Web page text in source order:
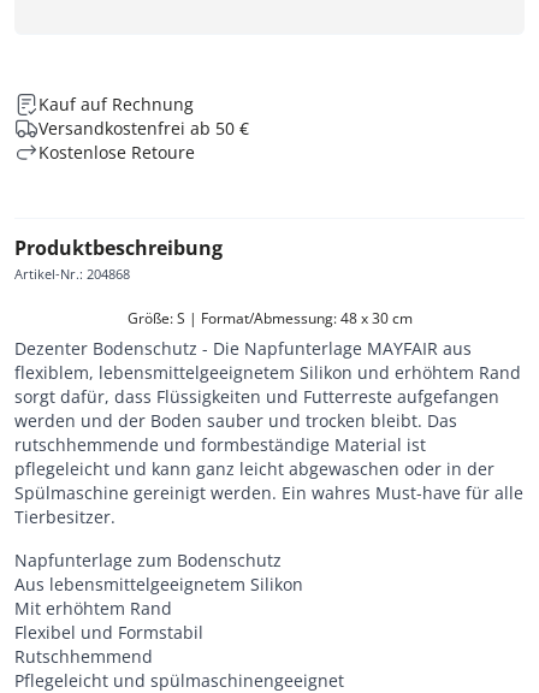
Kauf auf Rechnung
Versandkostenfrei ab 50 €
Kostenlose Retoure
Produktbeschreibung
Artikel-Nr.: 204868
Größe: S | Format/Abmessung: 48 x 30 cm
Dezenter Bodenschutz - Die Napfunterlage MAYFAIR aus
flexiblem, lebensmittelgeeignetem Silikon und erhöhtem Rand
sorgt dafür, dass Flüssigkeiten und Futterreste aufgefangen
werden und der Boden sauber und trocken bleibt. Das
rutschhemmende und formbeständige Material ist
pflegeleicht und kann ganz leicht abgewaschen oder in der
Spülmaschine gereinigt werden. Ein wahres Must-have für alle
Tierbesitzer.
Napfunterlage zum Bodenschutz
Aus lebensmittelgeeignetem Silikon
Mit erhöhtem Rand
Flexibel und Formstabil
Rutschhemmend
Pflegeleicht und spülmaschinengeeignet